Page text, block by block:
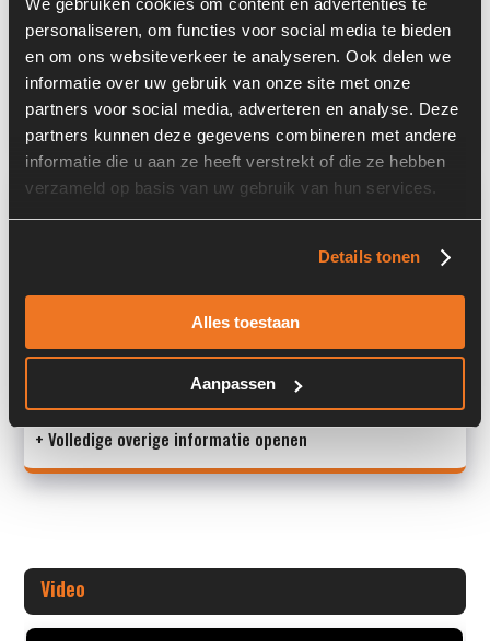
We gebruiken cookies om content en advertenties te
personaliseren, om functies voor social media te bieden
en om ons websiteverkeer te analyseren. Ook delen we
informatie over uw gebruik van onze site met onze
partners voor social media, adverteren en analyse. Deze
partners kunnen deze gegevens combineren met andere
informatie die u aan ze heeft verstrekt of die ze hebben
verzameld op basis van uw gebruik van hun services.
Details tonen
Alles toestaan
Aanpassen
Locatie:
4D4
Past op de volgende machines:
Caterpillar 924 G
Land:
Nederland
Overige informatie
Type 1: 924G
+ Volledige overige informatie openen
Video